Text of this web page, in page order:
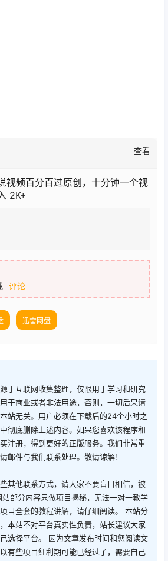
查看
视频百分百过原创，十分钟一个视
2K+
评论
迅雷网盘
于互联网收集整理，仅限用于学习和研究
于商业或者非法用途，否则，一切后果请
站无关。用户必须在下载后的24个小时之
彻底删除上述内容。如果您喜欢该程序和
注册，得到更好的正版服务。我们非常重
邮件与我们联系处理。敬请谅解！
其他联系方式，请大家不要盲目相信，被
部分内容只做项目揭秘，无法一对一教学
目全套的教程讲解，请仔细阅读。 本站分
本站不对平台真实性负责，站长建议大家
选择平台。 因为文章发布时间和您阅读文
有些项目红利期可能已经过了，需要自己